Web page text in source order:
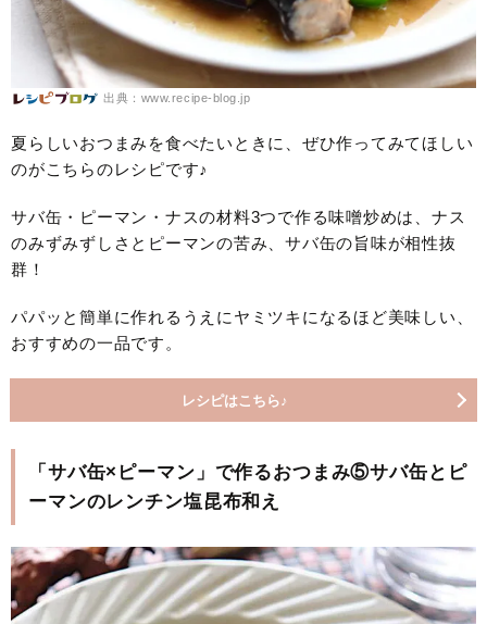
出典：www.recipe-blog.jp
夏らしいおつまみを食べたいときに、ぜひ作ってみてほしい
のがこちらのレシピです♪
サバ缶・ピーマン・ナスの材料3つで作る味噌炒めは、ナス
のみずみずしさとピーマンの苦み、サバ缶の旨味が相性抜
群！
パパッと簡単に作れるうえにヤミツキになるほど美味しい、
おすすめの一品です。
レシピはこちら♪
「サバ缶×ピーマン」で作るおつまみ⑤サバ缶とピ
ーマンのレンチン塩昆布和え